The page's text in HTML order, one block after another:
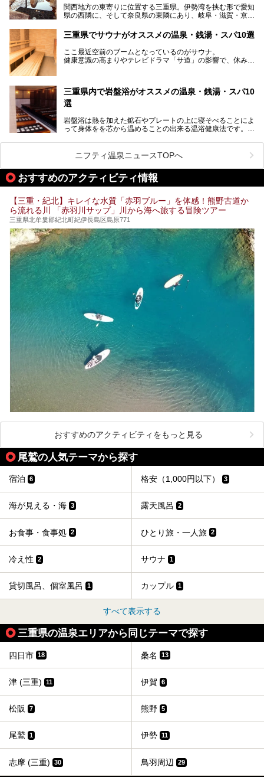
───
提供元：賢島宝生苑【PR】
関西地方の東寄りに位置する三重県。伊勢湾を挟む形で愛知
県の西隣に、そして奈良県の東隣にあり、岐阜・滋賀・京
伊勢神宮を擁する伊勢志摩や、世界遺産に登録された熊野古
道をはじめ、鳥羽水族館、忍者の里・伊賀、鈴鹿サーキッ
ト、松坂牛に伊勢海老……と、観光＆グルメの宝庫です。
東からも西からも訪れやすい三重県には、ハイクオリティな
スーパー銭湯がたくさん！お風呂も食事もコスパもいい、お
三重県でサウナがオススメの温泉・銭湯・スパ10選
ここ最近空前のブームとなっているのがサウナ。
健康意識の高まりやテレビドラマ「サ道」の影響で、休みの
いサウナのある温泉や銭湯、スパをご紹介。
気軽に立ち寄れてリラックス効果の高いサウナで、日頃の疲
れをリフレッシュしませんか？
三重県内で岩盤浴がオススメの温泉・銭湯・スパ10
選
岩盤浴は熱を加えた鉱石やプレートの上に寝そべることによ
って身体をを芯から温めることの出来る温浴健康法です。じ
果だけではなく、代謝が高まり健康や美容にも良い影響が期
待できます。今回はそんな岩盤浴にこだわった、三重県内の
オススメ温泉・銭湯・スパ10ヶ所を紹介させていただきま
す。
ニフティ温泉ニュースTOPへ
おすすめのアクティビティ情報
【三重・紀北】キレイな水質「赤羽ブルー」を体感！熊野古道か
ら流れる川 「赤羽川サップ」川から海へ旅する冒険ツアー
三重県北牟婁郡紀北町紀伊長島区島原771
おすすめのアクティビティをもっと見る
尾鷲の人気テーマから探す
宿泊 6 格安（1,000円以下） 3
海が見える・海 3 露天風呂 2
お食事・食事処 2 ひとり旅・一人旅 2
冷え性 2 サウナ 1
貸切風呂、個室風呂 1 カップル 1
すべて表示する
三重県の温泉エリアから同じテーマで探す
四日市 18 桑名 13
津 (三重) 11 伊賀 6
松阪 7 熊野 5
尾鷲 1 伊勢 11
志摩 (三重) 30 鳥羽周辺 29